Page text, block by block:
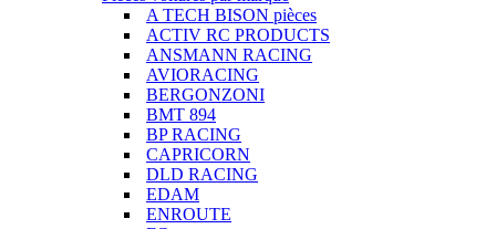
A TECH BISON pièces
ACTIV RC PRODUCTS
ANSMANN RACING
AVIORACING
BERGONZONI
BMT 894
BP RACING
CAPRICORN
DLD RACING
EDAM
ENROUTE